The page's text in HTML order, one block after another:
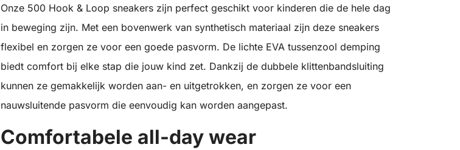
Onze 500 Hook & Loop sneakers zijn perfect geschikt voor kinderen die de hele dag
in beweging zijn. Met een bovenwerk van synthetisch materiaal zijn deze sneakers
flexibel en zorgen ze voor een goede pasvorm. De lichte EVA tussenzool demping
biedt comfort bij elke stap die jouw kind zet. Dankzij de dubbele klittenbandsluiting
kunnen ze gemakkelijk worden aan- en uitgetrokken, en zorgen ze voor een
nauwsluitende pasvorm die eenvoudig kan worden aangepast.
Comfortabele all-day wear